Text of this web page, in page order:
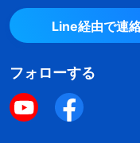
Line経由で連
フォローする